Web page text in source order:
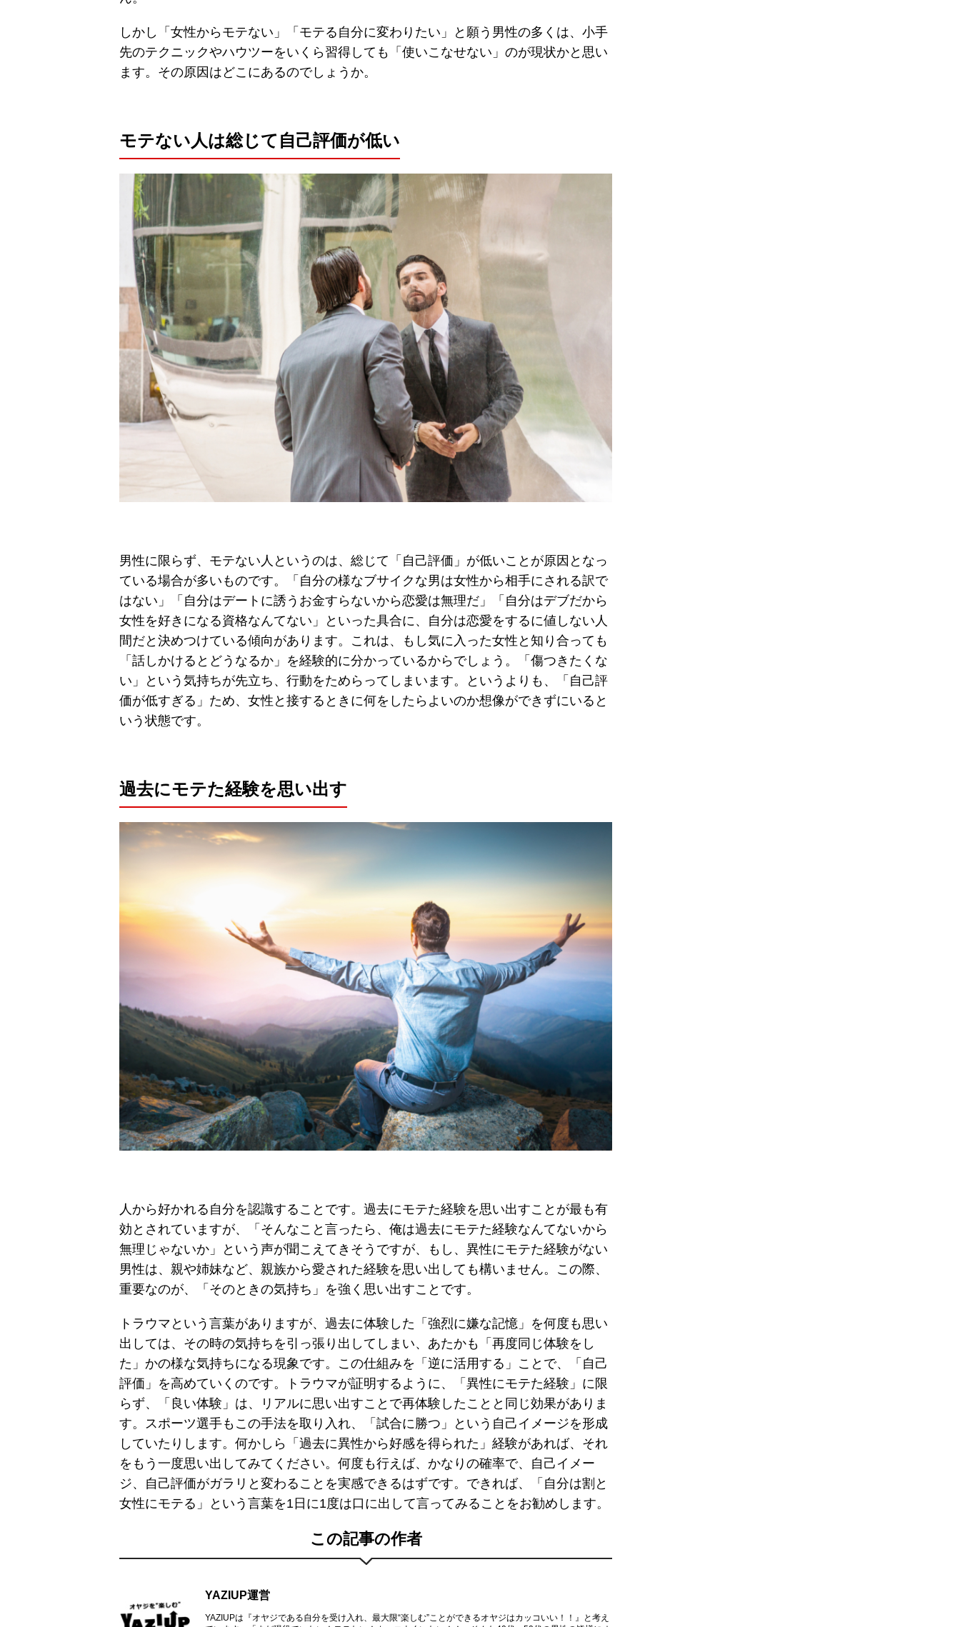
しかし「女性からモテない」「モテる自分に変わりたい」と願う男性の多くは、小手
先のテクニックやハウツーをいくら習得しても「使いこなせない」のが現状かと思い
ます。その原因はどこにあるのでしょうか。
モテない人は総じて自己評価が低い
男性に限らず、モテない人というのは、総じて「自己評価」が低いことが原因となっ
ている場合が多いものです。「自分の様なブサイクな男は女性から相手にされる訳で
はない」「自分はデートに誘うお金すらないから恋愛は無理だ」「自分はデブだから
女性を好きになる資格なんてない」といった具合に、自分は恋愛をするに値しない人
間だと決めつけている傾向があります。これは、もし気に入った女性と知り合っても
「話しかけるとどうなるか」を経験的に分かっているからでしょう。「傷つきたくな
い」という気持ちが先立ち、行動をためらってしまいます。というよりも、「自己評
価が低すぎる」ため、女性と接するときに何をしたらよいのか想像ができずにいると
いう状態です。
過去にモテた経験を思い出す
人から好かれる自分を認識することです。過去にモテた経験を思い出すことが最も有
効とされていますが、「そんなこと言ったら、俺は過去にモテた経験なんてないから
無理じゃないか」という声が聞こえてきそうですが、もし、異性にモテた経験がない
男性は、親や姉妹など、親族から愛された経験を思い出しても構いません。この際、
重要なのが、「そのときの気持ち」を強く思い出すことです。
トラウマという言葉がありますが、過去に体験した「強烈に嫌な記憶」を何度も思い
出しては、その時の気持ちを引っ張り出してしまい、あたかも「再度同じ体験をし
た」かの様な気持ちになる現象です。この仕組みを「逆に活用する」ことで、「自己
評価」を高めていくのです。トラウマが証明するように、「異性にモテた経験」に限
らず、「良い体験」は、リアルに思い出すことで再体験したことと同じ効果がありま
す。スポーツ選手もこの手法を取り入れ、「試合に勝つ」という自己イメージを形成
していたりします。何かしら「過去に異性から好感を得られた」経験があれば、それ
をもう一度思い出してみてください。何度も行えば、かなりの確率で、自己イメー
ジ、自己評価がガラリと変わることを実感できるはずです。できれば、「自分は割と
女性にモテる」という言葉を1日に1度は口に出して言ってみることをお勧めします。
この記事の作者
YAZIUP運営
YAZIUPは『オヤジである自分を受け入れ、最大限“楽しむ”ことができるオヤジはカッコいい！！』と考え